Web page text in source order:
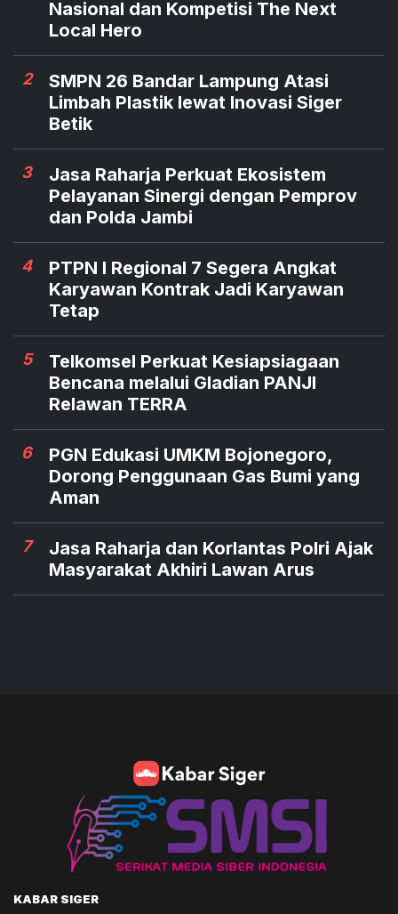
Nasional dan Kompetisi The Next
Local Hero
2
SMPN 26 Bandar Lampung Atasi
Limbah Plastik lewat Inovasi Siger
Betik
3
Jasa Raharja Perkuat Ekosistem
Pelayanan Sinergi dengan Pemprov
dan Polda Jambi
4
PTPN I Regional 7 Segera Angkat
Karyawan Kontrak Jadi Karyawan
Tetap
5
Telkomsel Perkuat Kesiapsiagaan
Bencana melalui Gladian PANJI
Relawan TERRA
6
PGN Edukasi UMKM Bojonegoro,
Dorong Penggunaan Gas Bumi yang
Aman
7
Jasa Raharja dan Korlantas Polri Ajak
Masyarakat Akhiri Lawan Arus
KABAR SIGER